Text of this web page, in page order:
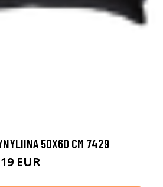
50X60 CM 7429
EUR